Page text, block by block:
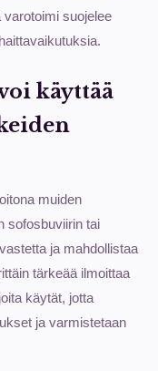
suojelee
käyttää
muiden
sofosbuviirin tai
ja mahdollistaa
tärkeää ilmoittaa
käytät, jotta
ja varmistetaan